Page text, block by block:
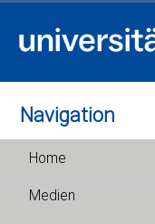
Navigation
Home
Medien